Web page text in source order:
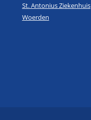
St. Antonius Ziekenhuis
Woerden